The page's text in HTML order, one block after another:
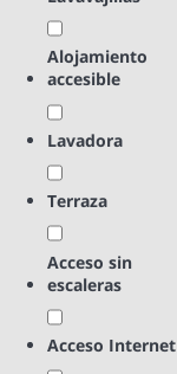
Alojamiento
accesible
Lavadora
Terraza
Acceso sin
escaleras
Acceso Internet